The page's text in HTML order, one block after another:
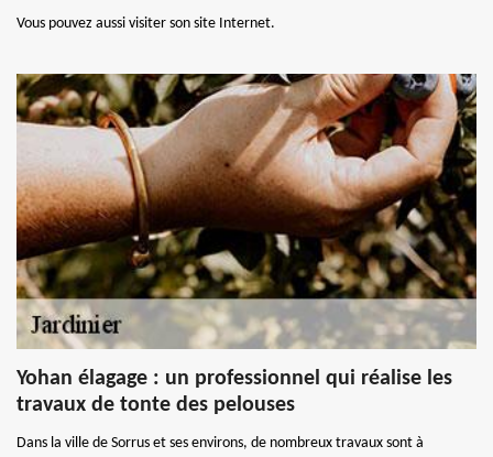
Vous pouvez aussi visiter son site Internet.
Yohan élagage : un professionnel qui réalise les
travaux de tonte des pelouses
Dans la ville de Sorrus et ses environs, de nombreux travaux sont à